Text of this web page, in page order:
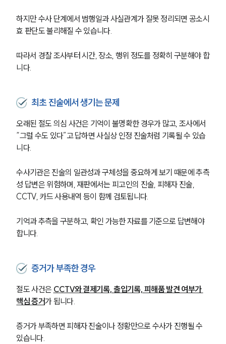
하지만 수사 단계에서 범행일과 사실관계가 잘못 정리되면 공소시
효 판단도 불리해질 수 있습니다.
따라서 경찰 조사부터 시간, 장소, 행위 정도를 정확히 구분해야 합
니다.
최초 진술에서 생기는 문제
오래된 절도 의심 사건은 기억이 불명확한 경우가 많고, 조사에서
“그럴 수도 있다”고 답하면 사실상 인정 진술처럼 기록될 수 있습
니다.
수사기관은 진술의 일관성과 구체성을 중요하게 보기 때문에 추측
성 답변은 위험하며, 재판에서는 피고인의 진술, 피해자 진술,
CCTV, 카드 사용내역 등이 함께 검토됩니다.
기억과 추측을 구분하고, 확인 가능한 자료를 기준으로 답변해야
합니다.
증거가 부족한 경우
절도 사건은 CCTV와 결제기록, 출입기록, 피해품 발견 여부가
핵심 증거가 됩니다.
증거가 부족하면 피해자 진술이나 정황만으로 수사가 진행될 수
있습니다.